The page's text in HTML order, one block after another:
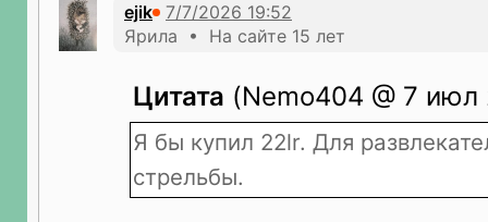
ejik
Ярила • На сайте 15 лет
Цитата (Nemo404 @ 7
Я бы купил 22lr. Для
стрельбы.